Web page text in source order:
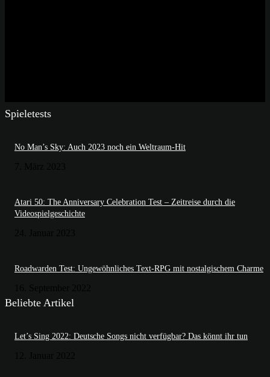
Spieletests
No Man’s Sky: Auch 2023 noch ein Weltraum-Hit
Atari 50: The Anniversary Celebration Test – Zeitreise durch die
Videospielgeschichte
Roadwarden Test: Ungewöhnliches Text-RPG mit nostalgischem Charme
Beliebte Artikel
Let’s Sing 2022: Deutsche Songs nicht verfügbar? Das könnt ihr tun